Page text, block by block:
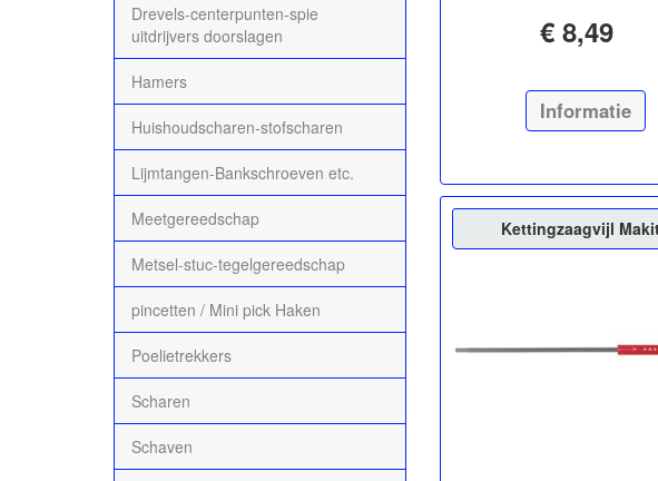
Drevels-centerpunten-spie
uitdrijvers doorslagen
Hamers
Huishoudscharen-stofscharen
Lijmtangen-Bankschroeven etc.
Meetgereedschap
Metsel-stuc-tegelgereedschap
pincetten / Mini pick Haken
Poelietrekkers
Scharen
Schaven
€ 8,49
Informatie
Kettingzaagvijl